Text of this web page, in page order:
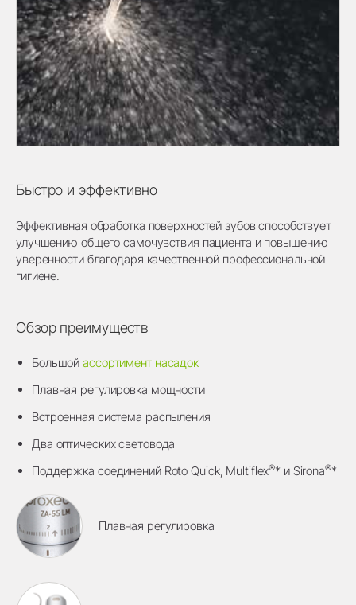
Быстро и эффективно
Эффективная обработка поверхностей зубов способствует
улучшению общего самочувствия пациента и повышению
уверенности благодаря качественной профессиональной
гигиене.
Обзор преимуществ
Большойассортимент насадок
Плавная регулировка мощности
Встроенная система распыления
Два оптических световода
Поддержка соединений Roto Quick, Multiflex®* и Sirona®*
Плавная регулировка